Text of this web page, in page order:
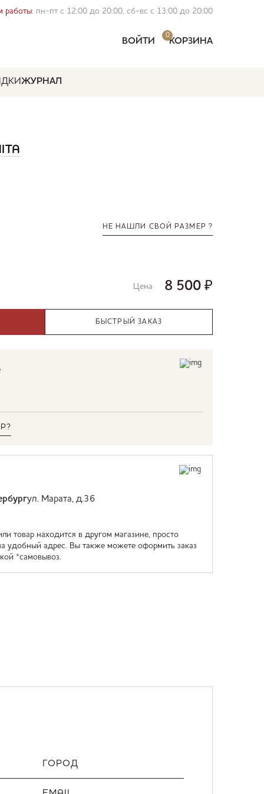
работы: пн-пт с 12:00 до 20:00, сб-вс с 13:00 до 20:00
ВОЙТИ
0
КОРЗИНА
ЖУРНАЛ
НЕ НАШЛИ СВОЙ РАЗМЕР ?
Цена 8 500 ₽
БЫСТРЫЙ ЗАКАЗ
ул. Марата, д.36
товар находится в другом магазине, просто
удобный адрес. Вы также можете оформить заказ
*самовывоз.
ГОРОД